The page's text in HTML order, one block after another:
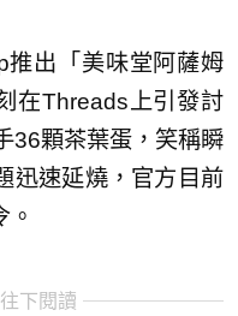
推出「美味堂阿薩姆
在Threads上引發討
36顆茶葉蛋，笑稱瞬
迅速延燒，官方目前
下閱讀